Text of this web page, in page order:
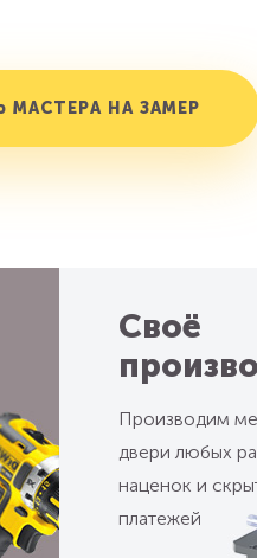
МАСТЕРА НА ЗАМЕР
Своё
Производим
двери любых
наценок и
платежей